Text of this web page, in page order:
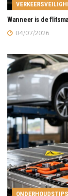
Wanneer is de
04/07/2026
ONDERHOUDSTIPS